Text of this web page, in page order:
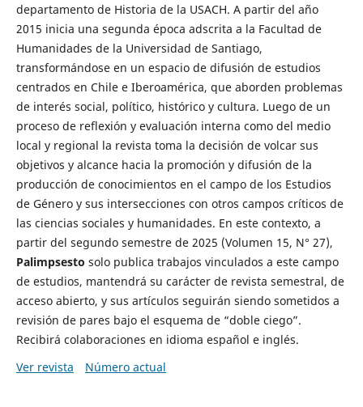
departamento de Historia de la USACH. A partir del año
2015 inicia una segunda época adscrita a la Facultad de
Humanidades de la Universidad de Santiago,
transformándose en un espacio de difusión de estudios
centrados en Chile e Iberoamérica, que aborden problemas
de interés social, político, histórico y cultura. Luego de un
proceso de reflexión y evaluación interna como del medio
local y regional la revista toma la decisión de volcar sus
objetivos y alcance hacia la promoción y difusión de la
producción de conocimientos en el campo de los Estudios
de Género y sus intersecciones con otros campos críticos de
las ciencias sociales y humanidades. En este contexto, a
partir del segundo semestre de 2025 (Volumen 15, N° 27),
Palimpsesto solo publica trabajos vinculados a este campo
de estudios, mantendrá su carácter de revista semestral, de
acceso abierto, y sus artículos seguirán siendo sometidos a
revisión de pares bajo el esquema de “doble ciego”.
Recibirá colaboraciones en idioma español e inglés.
Ver revista
Número actual